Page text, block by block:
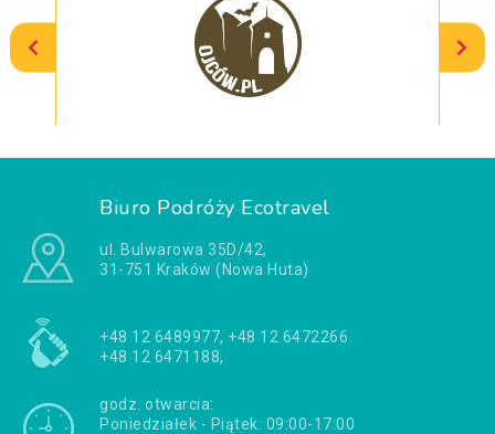
Biuro Podróży Ecotravel
ul. Bulwarowa 35D/42,
31-751 Kraków (Nowa Huta)
+48 12 6489977, +48 12 6472266
+48 12 6471188,
godz. otwarcia:
Poniedziałek - Piątek: 09:00-17:00